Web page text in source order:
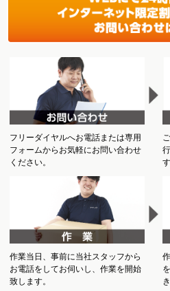
フリーダイヤルへお電話または専用
フォームからお気軽にお問い合わせ
ください。
す
作業当日、事前に当社スタッフから
お電話をしてお伺いし、作業を開始
致します。